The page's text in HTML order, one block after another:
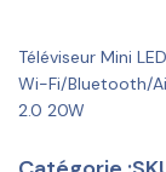
Téléviseur Mini
Wi-Fi/Bluetooth/
2.0 20W